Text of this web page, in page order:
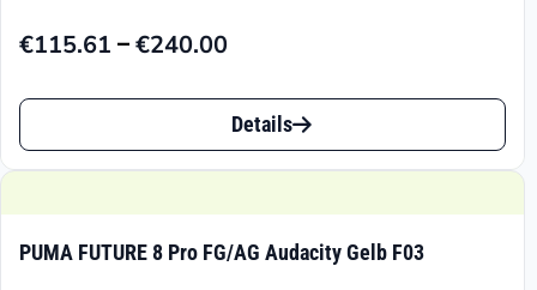
€115.61 –€240.00
Preisspanne:
€240.00
Dieses
Produkt
Details
PUMA FUTURE 8 Pro FG/AG Audacity Gelb F03